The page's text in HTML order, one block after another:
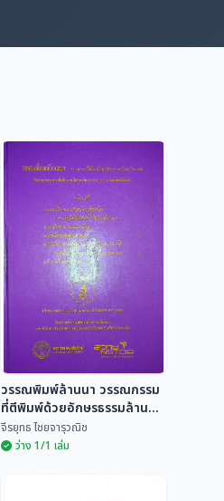
วรรณพิมพ์ล้านนา วรรณกรรม
ที่ตีพิมพ์ด้วยอักษรธรรมล้านนา
60 เล่ม
จีรยุทธ ไชยจารุวณิช
ว่าง 1/1 เล่ม